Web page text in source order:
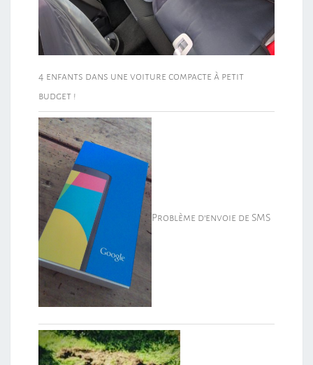
4 enfants dans une voiture compacte à petit
budget !
Problème d’envoie de SMS